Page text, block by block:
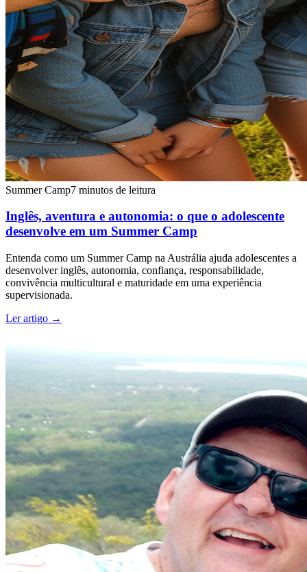
Summer Camp7 minutos de leitura
Inglês, aventura e autonomia: o que o adolescente
desenvolve em um Summer Camp
Entenda como um Summer Camp na Austrália ajuda adolescentes a
desenvolver inglês, autonomia, confiança, responsabilidade,
convivência multicultural e maturidade em uma experiência
supervisionada.
Ler artigo →